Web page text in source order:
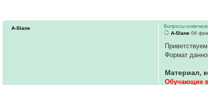
Вопросы новичков
A-Slane 06
Формат
Материал,
Обучающие
A-Slane